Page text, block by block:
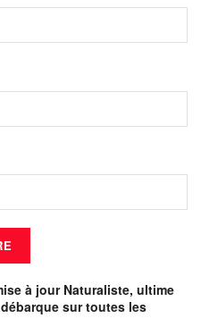
à jour Naturaliste, ultime
sur toutes les